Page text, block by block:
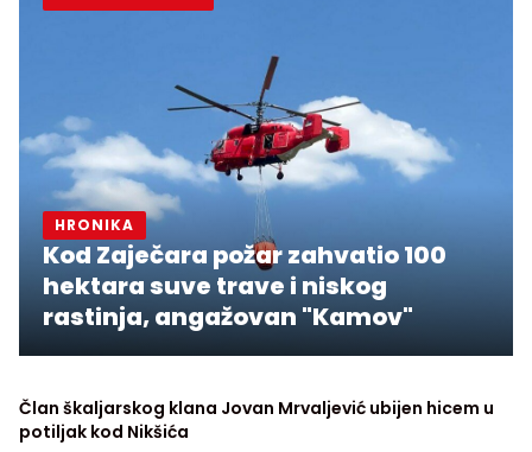
HRONIKA
Kod Zaječara požar zahvatio 100
hektara suve trave i niskog
rastinja, angažovan "Kamov"
Član škaljarskog klana Jovan Mrvaljević ubijen hicem u
potiljak kod Nikšića